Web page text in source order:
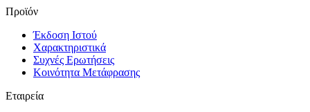
Προϊόν
Έκδοση Ιστού
Χαρακτηριστικά
Συχνές Ερωτήσεις
Κοινότητα Μετάφρασης
Εταιρεία